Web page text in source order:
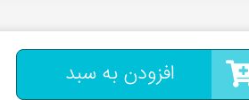
افزودن به سبد